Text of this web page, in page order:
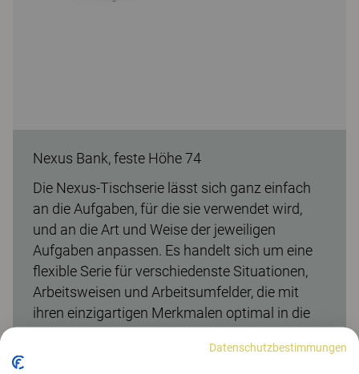
Nexus Bank, feste Höhe 74
Die Nexus-Tischserie lässt sich ganz einfach
an die Aufgaben, für die sie verwendet wird,
und an die Art und Weise der jeweiligen
Aufgaben anpassen. Es handelt sich um eine
flexible Serie für verschiedenste Situationen,
Arbeitsweisen und Arbeitsumfelder, die mit
ihren einzigartigen Merkmalen optimal in die
Vielseitigkeit ermöglicht das leichteDatenschutzbestimmungen